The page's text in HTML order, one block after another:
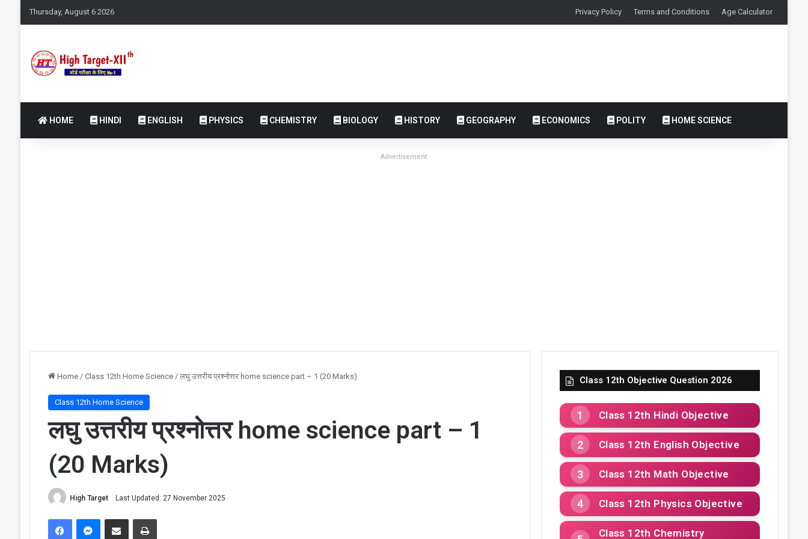
Thursday, August 6 2026 Privacy Policy Terms and Conditions Age Calculator
HOME HINDI ENGLISH PHYSICS CHEMISTRY BIOLOGY HISTORY GEOGRAPHY ECONOMICS POLITY HOME SCIENCE
Advertisement
Home / Class 12th Home Science / लघु उत्तरीय प्रश्नोत्तर home science part – 1 (20 Marks)
Class 12th Home Science
लघु उत्तरीय प्रश्नोत्तर home science part – 1
(20 Marks)
High Target Last Updated: 27 November 2025
FacebookMessenger
Share via Email Print
Class 12th Objective Question 2026
Class 12th Hindi Objective
Class 12th English Objective
Class 12th Math Objective
Class 12th Physics Objective
Class 12th Chemistry